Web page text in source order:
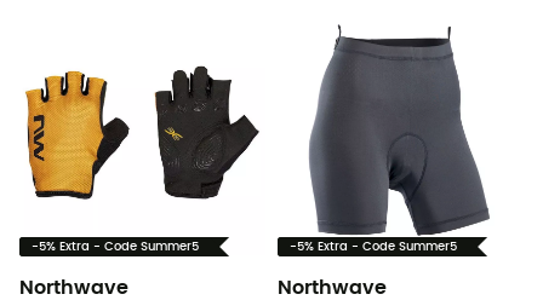
-5% Extra - Code Summer5
Northwave
-5% Extra - Code Summer5
Northwave